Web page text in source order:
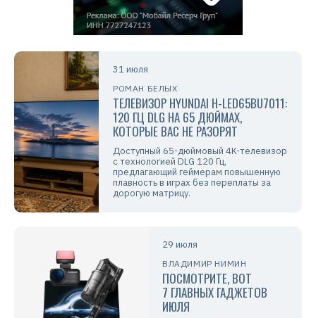
31 июля
РОМАН БЕЛЫХ
ТЕЛЕВИЗОР HYUNDAI H-LED65BU7011:
120 ГЦ DLG НА 65 ДЮЙМАХ,
КОТОРЫЕ ВАС НЕ РАЗОРЯТ
Доступный 65-дюймовый 4K-телевизор
с технологией DLG 120 Гц,
предлагающий геймерам повышенную
плавность в играх без переплаты за
дорогую матрицу.
29 июля
ВЛАДИМИР НИМИН
ПОСМОТРИТЕ, ВОТ
7 ГЛАВНЫХ ГАДЖЕТОВ
ИЮЛЯ